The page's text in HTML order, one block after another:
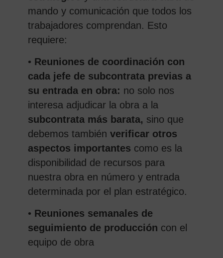
mando y comunicación que todos los
trabajadores comprendan. Esto
requiere:
• Reuniones de coordinación con
cada jefe de subcontrata previas a
su entrada en obra: no solo nos
interesa adjudicar la obra a la
subcontrata más barata, sino que
debemos también verificar otros
aspectos importantes como es la
disponibilidad de recursos para
nuestra obra en número y entrada
determinada por el plan estratégico.
• Reuniones semanales de
seguimiento de producción con el
equipo de obra